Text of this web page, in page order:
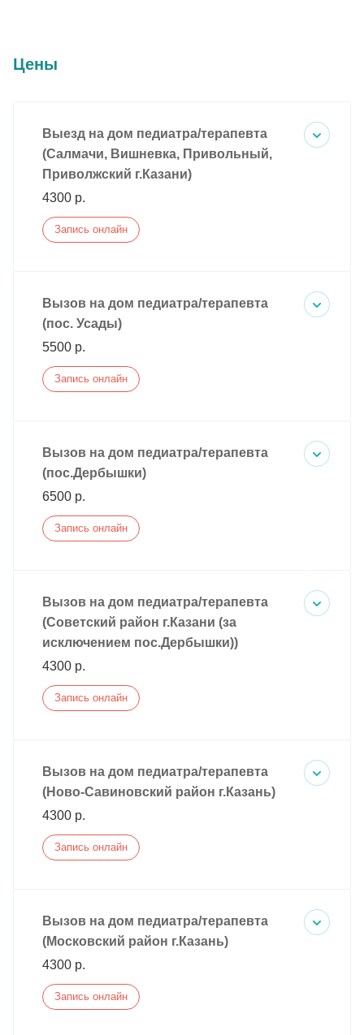
Цены
Выезд на дом педиатра/терапевта
(Салмачи, Вишневка, Привольный,
Приволжский г.Казани)
4300 р.
Запись онлайн
Вызов на дом педиатра/терапевта
(пос. Усады)
5500 р.
Запись онлайн
Вызов на дом педиатра/терапевта
(пос.Дербышки)
6500 р.
Запись онлайн
Вызов на дом педиатра/терапевта
(Советский район г.Казани (за
исключением пос.Дербышки))
4300 р.
Запись онлайн
Вызов на дом педиатра/терапевта
(Ново-Савиновский район г.Казань)
4300 р.
Запись онлайн
Вызов на дом педиатра/терапевта
(Московский район г.Казань)
4300 р.
Запись онлайн